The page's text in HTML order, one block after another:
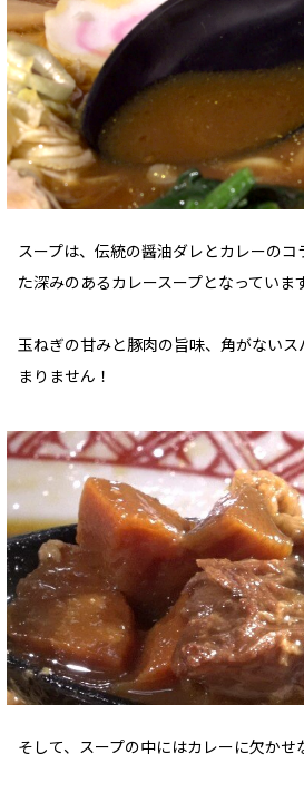
スープは、伝統の醤油ダレとカレーの
た深みのあるカレースープとなっています
玉ねぎの甘みと豚肉の旨味、角がない
まりません！
そして、スープの中にはカレーに欠かせ